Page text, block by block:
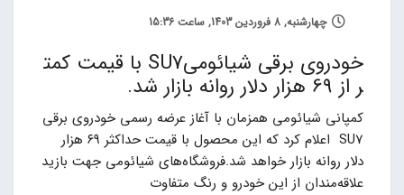
چهارشنبه, 8 فروردین 1403, ساعت 15:36
خودروی برقی شیائومیSU7 با قیمت کمت
ر از 69 هزار دلار روانه بازار شد.
کمپانی شیائومی همزمان با آغاز عرضه رسمی خودروی برقی
SU7 اعلام کرد که این محصول با قیمت حداکثر ۶۹ هزار
دلار روانه بازار خواهد شد.فروشگاه‌های شیائومی جهت بازید
علاقه‌مندان از این خودرو و رنگ متفاوت